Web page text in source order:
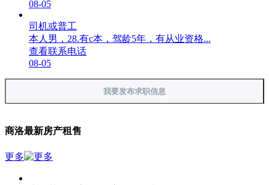
08-05
司机或普工
本人男，28.有c本，驾龄5年，有从业资格...
查看联系电话
08-05
我要发布求职信息
商洛最新房产租售
更多